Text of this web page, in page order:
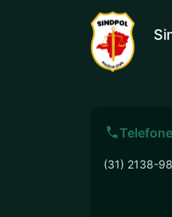
Telefone
(31) 2138-